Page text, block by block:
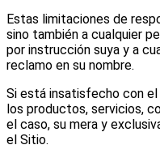
Estas limitaciones de
sino también a cualquier
por instrucción suya y a
reclamo en su nombre.
Si está insatisfecho con
los productos, servicios,
el caso, su mera y
el Sitio.